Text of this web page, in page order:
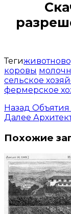
Теги
коровы
сельское
фермерское
Назад
Далее
Похожие